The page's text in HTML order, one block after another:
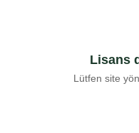
Lisans
Lütfen site